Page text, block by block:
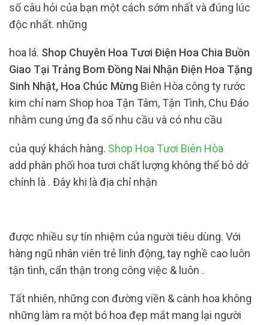
số câu hỏi của bạn một cách sớm nhất và đúng lúc
độc nhất. những
hoa lá. Shop Chuyên Hoa Tươi Điện Hoa Chia Buồn
Giao Tại Trảng Bom Đồng Nai Nhận Điện Hoa Tặng
Sinh Nhật, Hoa Chúc Mừng Biên Hòa công ty rước
kim chỉ nam Shop hoa Tận Tâm, Tận Tình, Chu Đáo
nhằm cung ứng đa số nhu cầu và có nhu cầu
của quý khách hàng. Shop Hoa Tươi Biên Hòa
add phân phối hoa tươi chất lượng không thể bỏ dở
chính là . Đây khi là địa chỉ nhận
được nhiều sự tín nhiệm của người tiêu dùng. Với
hàng ngũ nhân viên trẻ linh động, tay nghề cao luôn
tận tình, cẩn thận trong công việc & luôn .
Tất nhiên, những con đường viền & cành hoa không
những làm ra một bó hoa đẹp mắt mang lại người